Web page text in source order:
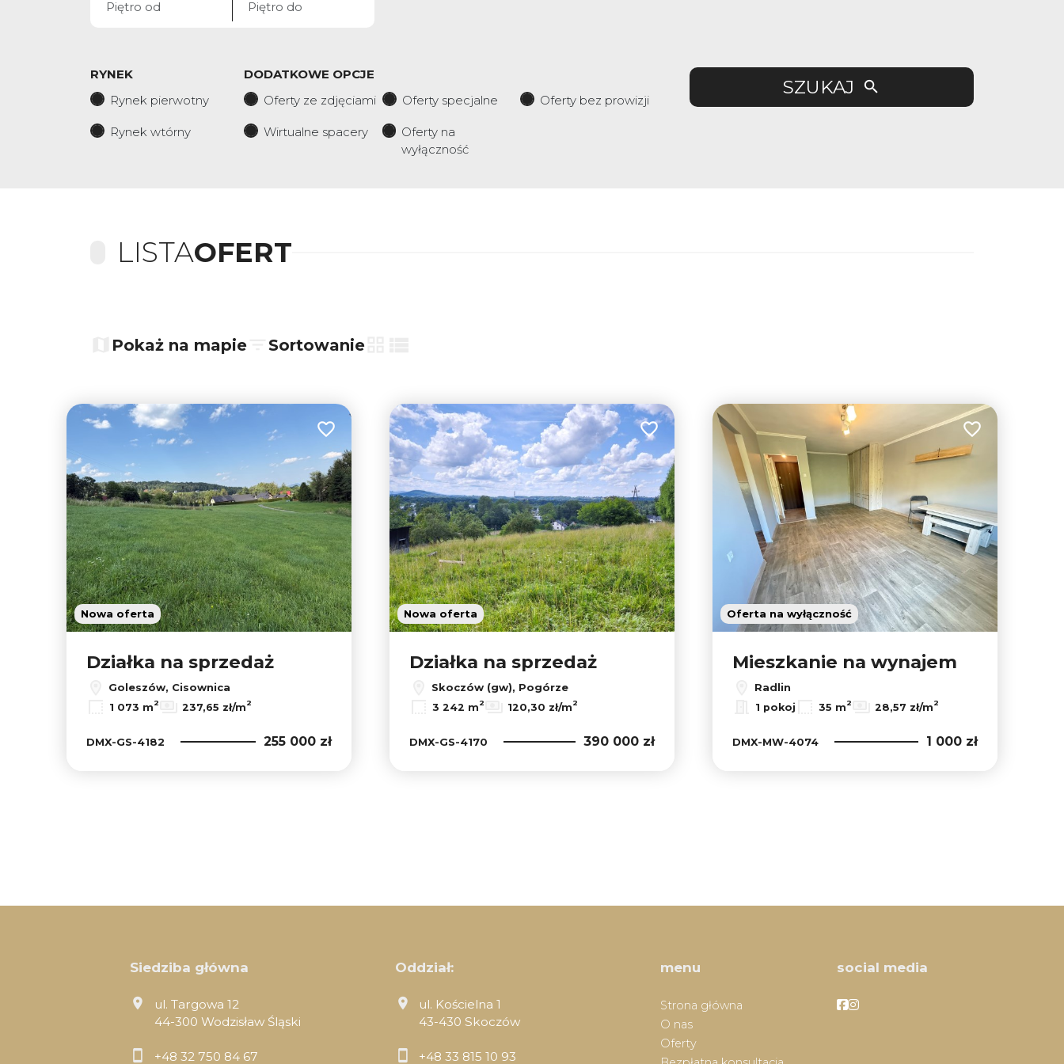
RYNEK
Rynek pierwotny
Rynek wtórny
DODATKOWE OPCJE
Oferty ze zdjęciami
Oferty specjalne Oferty bez prowizji
Wirtualne spacery
Oferty na
wyłączność
SZUKAJ
LISTAOFERT
−
Leaflet|© OpenMapTiles
Pokaż na mapie Sortowanie
Nowa oferta
Dodaj do ulubionych
Działka na sprzedaż
Goleszów, Cisownica
1 073 m2 237,65 zł/m2
DMX-GS-4182 255 000 zł
Nowa oferta
Dodaj do ulubionych
Działka na sprzedaż
Skoczów (gw), Pogórze
3 242 m2 120,30 zł/m2
DMX-GS-4170 390 000 zł
Oferta na wyłączność
Dodaj do
Mieszkanie na wynajem
Radlin
1 pokoj 35 m2 28,57 zł/m2
DMX-MW-4074 1 000 zł
Siedziba główna
ul. Targowa 12
44-300 Wodzisław Śląski
+48 32 750 84 67
Oddział:
ul. Kościelna 1
43-430 Skoczów
+48 33 815 10 93
menu
Strona główna
O nas
Oferty
social media
Facebook
Facebook